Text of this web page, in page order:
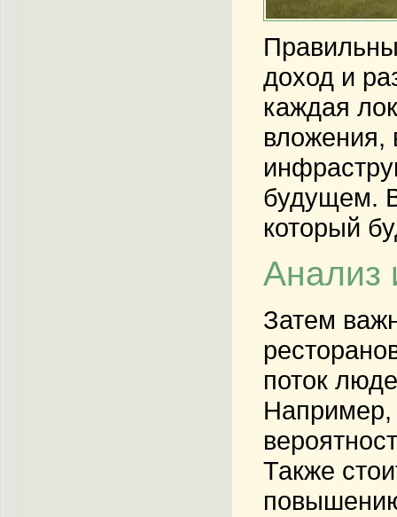
доход и
каждая
вложения,
будущем.
который
Анализ
Затем
поток
Например,
Также